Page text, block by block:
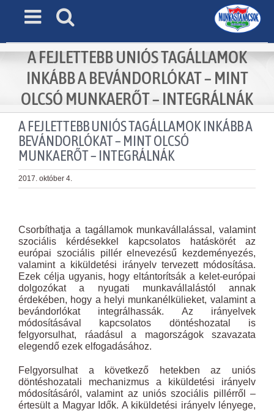
A FEJLETTEBB UNIÓS TAGÁLLAMOK
INKÁBB A BEVÁNDORLÓKAT – MINT
OLCSÓ MUNKAERŐT – INTEGRÁLNÁK
A FEJLETTEBB UNIÓS TAGÁLLAMOK INKÁBB A
BEVÁNDORLÓKAT – MINT OLCSÓ
MUNKAERŐT – INTEGRÁLNÁK
2017. október 4.
Image
Csorbíthatja a tagállamok munkavállalással, valamint
szociális kérdésekkel kapcsolatos hatáskörét az
európai szociális pillér elnevezésű kezdeményezés,
valamint a kiküldetési irányelv tervezett módosítása.
Ezek célja ugyanis, hogy eltántorítsák a kelet-európai
dolgozókat a nyugati munkavállalástól annak
érdekében, hogy a helyi munkanélkülieket, valamint a
bevándorlókat integrálhassák. Az irányelvek
módosításával kapcsolatos döntéshozatal is
felgyorsulhat, ráadásul a magországok szavazata
elegendő ezek elfogadásához.
Felgyorsulhat a következő hetekben az uniós
döntéshozatali mechanizmus a kiküldetési irányelv
módosításáról, valamint az uniós szociális pillérről –
értesült a Magyar Idők. A kiküldetési irányelv lényege,